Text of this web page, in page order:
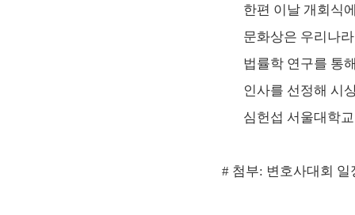
한편 이날 개회식
문화상은 우리나
법률학 연구를 통
인사를 선정해 시
심헌섭 서울대학
# 첨부: 변호사대회 일